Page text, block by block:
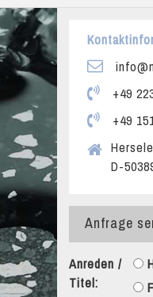
+49
+49
D-
Anfrage
Anreden /
Titel: